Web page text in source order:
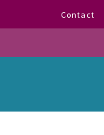
Contact